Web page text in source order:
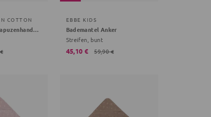
COTTON
Green Cotton Kapuzenhandtuch grau Onsesize Babys
EBBE KIDS
Bademantel Anker
Streifen, bunt
45,10 € 59,90 €